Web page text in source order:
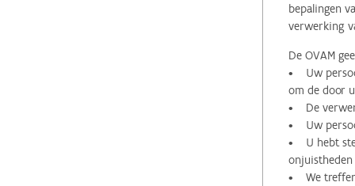
bepalingen
verwerking
De OVAM
• Uw
om de door
• De
• Uw
• U hebt
onjuistheden
• We treffen